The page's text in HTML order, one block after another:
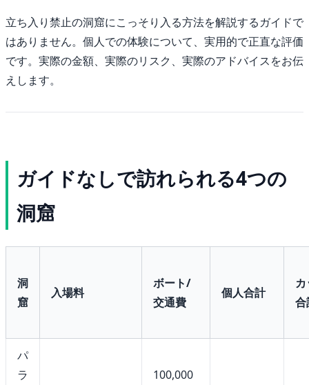
立ち入り禁止の洞窟にこっそり入る方法を解説するガイドで
はありません。個人での体験について、実用的で正直な評価
です。実際の金額、実際のリスク、実際のアドバイスをお伝
えします。
ガイドなしで訪れられる4つの
洞窟
洞
窟
入場料
ボート/
交通費
個人合計
合
パ
ラ
100,000